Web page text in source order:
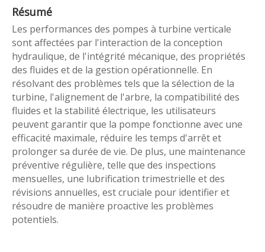
Résumé
Les performances des pompes à turbine verticale
sont affectées par l'interaction de la conception
hydraulique, de l'intégrité mécanique, des propriétés
des fluides et de la gestion opérationnelle. En
résolvant des problèmes tels que la sélection de la
turbine, l'alignement de l'arbre, la compatibilité des
fluides et la stabilité électrique, les utilisateurs
peuvent garantir que la pompe fonctionne avec une
efficacité maximale, réduire les temps d'arrêt et
prolonger sa durée de vie. De plus, une maintenance
préventive régulière, telle que des inspections
mensuelles, une lubrification trimestrielle et des
révisions annuelles, est cruciale pour identifier et
résoudre de manière proactive les problèmes
potentiels.